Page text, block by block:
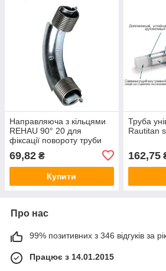
Направляюча з кільцями
REHAU 90° 20 для
фіксації повороту труби
69,82 ₴
Купити
Труба
Rautitan
162,75
Про нас
99% позитивних з 346 відгуків за
Працює з 14.01.2015